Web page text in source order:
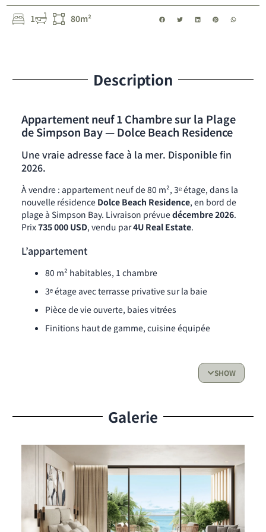
1 80m²
Description
Appartement neuf 1 Chambre sur la Plage
de Simpson Bay — Dolce Beach Residence
Une vraie adresse face à la mer. Disponible fin
2026.
À vendre : appartement neuf de 80 m², 3ᵉ étage, dans la
nouvelle résidence Dolce Beach Residence, en bord de
plage à Simpson Bay. Livraison prévuedécembre 2026.
Prix735 000 USD, vendu par4U Real Estate.
L’appartement
80 m² habitables, 1 chambre
3ᵉ étage avec terrasse privative sur la baie
Pièce de vie ouverte, baies vitrées
Finitions haut de gamme, cuisine équipée
Piscine commune à débordement face à la mer
Parties communes sécurisées
La vie sur place
Simpson Bay réunit dans un même quartier ce que les
autres îles éparpillent.
SHOW
Galerie